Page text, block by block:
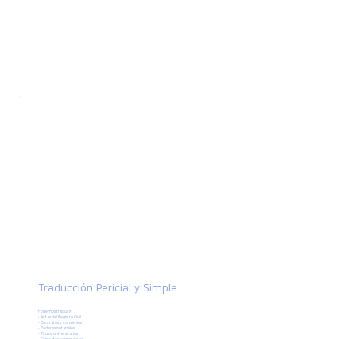
Traducción Pericial y Simple
Podemos traducir:
- Actas del Registro Civil
- Contratos y convenios
- Poderes notariales
- Títulos universitarios